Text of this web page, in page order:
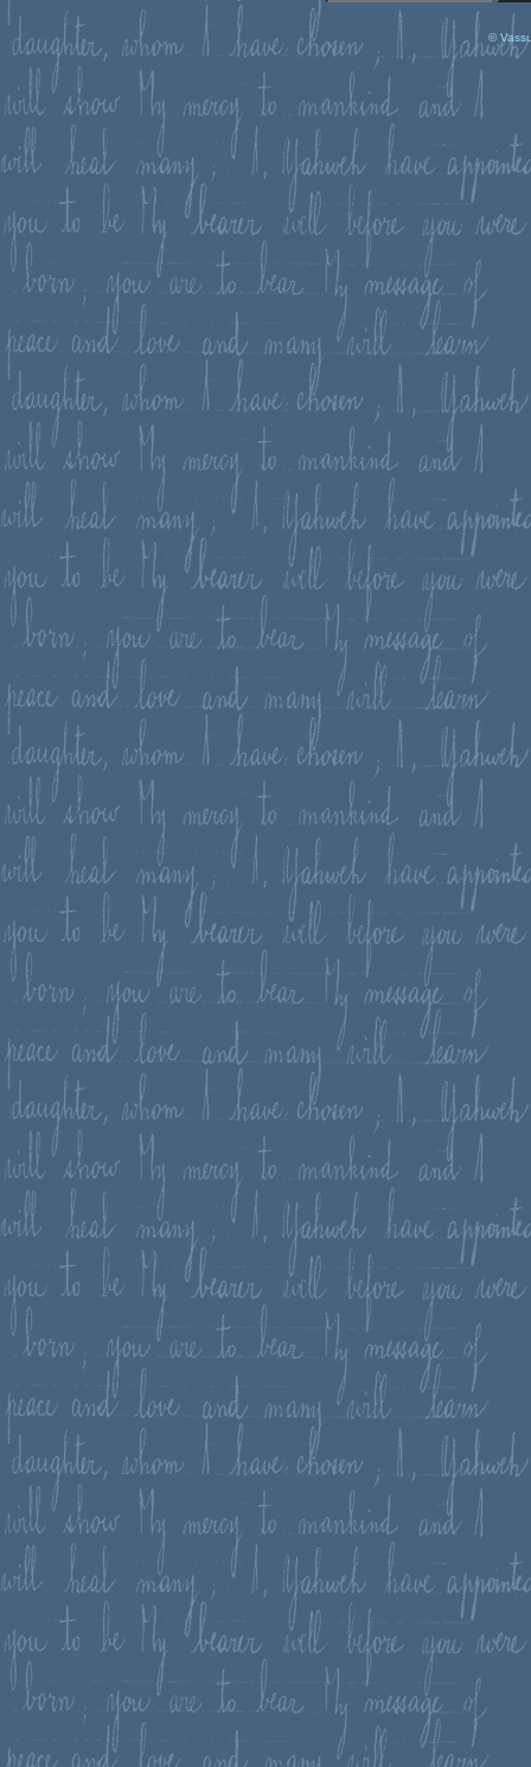
©